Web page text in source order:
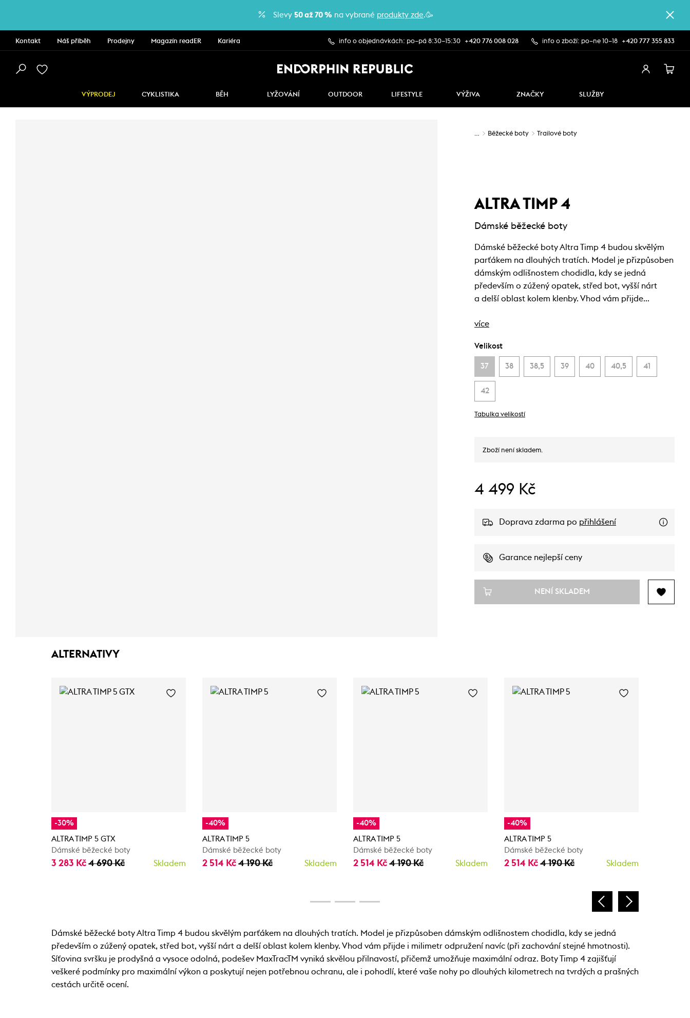
Slevy 50 až 70 % na vybrané produkty zde.🥳
Kontakt Náš příběh Prodejny Magazín readER Kariéra info o objednávkách: po–pá 8:30–15:30 +420 776 008 028 info o zboží: po–ne 10–18 +420 777 355 833
VÝPRODEJ CYKLISTIKA BĚH LYŽOVÁNÍ OUTDOOR LIFESTYLE VÝŽIVA ZNAČKY SLUŽBY
… Běžecké boty Trailové boty
ALTRA TIMP 4
Dámské běžecké boty
Dámské běžecké boty Altra Timp 4 budou skvělým
parťákem na dlouhých tratích. Model je přizpůsoben
dámským odlišnostem chodidla, kdy se jedná
především o zúžený opatek, střed bot, vyšší nárt
a delší oblast kolem klenby. Vhod vám přijde…
více
Velikost
37 38 38,5 39 40 40,5 41
42
Tabulka velikostí
Zboží není skladem.
4 499 Kč
Doprava zdarma po přihlášení
Garance nejlepší ceny
NENÍ SKLADEM
ALTERNATIVY
-30%
ALTRA TIMP 5 GTX
Dámské běžecké boty
3 283 Kč 4 690 Kč Skladem
-40%
ALTRA TIMP 5
Dámské běžecké boty
2 514 Kč 4 190 Kč Skladem
-40%
ALTRA TIMP 5
Dámské běžecké boty
2 514 Kč 4 190 Kč Skladem
-40%
ALTRA TIMP 5
Dámské běžecké boty
2 514 Kč 4 190 Kč Skladem
Dámské běžecké boty Altra Timp 4 budou skvělým parťákem na dlouhých tratích. Model je přizpůsoben dámským odlišnostem chodidla, kdy se jedná
především o zúžený opatek, střed bot, vyšší nárt a delší oblast kolem klenby. Vhod vám přijde i milimetr odpružení navíc (při zachování stejné hmotnosti).
Síťovina svršku je prodyšná a vysoce odolná, podešev MaxTracTM vyniká skvělou přilnavostí, přičemž umožňuje maximální odraz. Boty Timp 4 zajišťují
veškeré podmínky pro maximální výkon a poskytují nejen potřebnou ochranu, ale i pohodlí, které vaše nohy po dlouhých kilometrech na tvrdých a prašných
cestách určitě ocení.